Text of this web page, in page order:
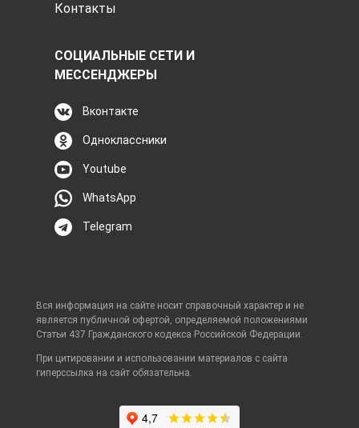
Контакты
СОЦИАЛЬНЫЕ СЕТИ И
МЕССЕНДЖЕРЫ
Вконтакте
Одноклассники
Youtube
WhatsApp
Telegram
Вся информация на сайте носит справочный характер и не
является публичной офертой, определяемой положениями
Статьи 437 Гражданского кодекса Российской Федерации.
При цитировании и использовании материалов с сайта
гиперссылка на сайт обязательна.